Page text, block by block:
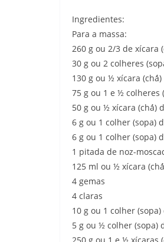
Ingredientes:
Para a massa:
260 g ou 2/3 de xícara
30 g ou 2 colheres
130 g ou ½ xícara
75 g ou 1 e ½ colheres
50 g ou ½ xícara (chá́)
6 g ou 1 colher (sopa)
6 g ou 1 colher (sopa)
1 pitada de noz-
125 ml ou ½ xícara
4 gemas
4 claras
10 g ou 1 colher
5 g ou ½ colher (sopa)